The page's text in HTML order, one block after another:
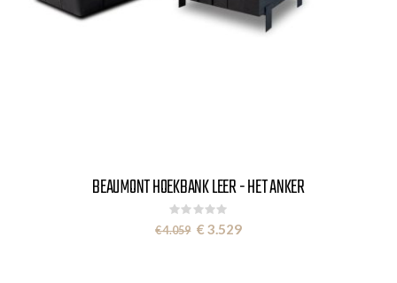
BEAUMONT HOEKBANK LEER - HET ANKER
Rating:
0%
€ 4.059 Special
Price
€ 3.529